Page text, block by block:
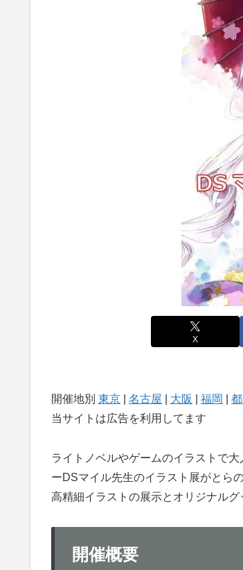
X
開催地別 東京 名古屋 大阪 福岡
当サイトは広告を利用してます
ライトノベルやゲームのイラストで
ーDSマイル先生のイラスト展がとら
高精細イラストの展示とオリジナルグ
開催概要